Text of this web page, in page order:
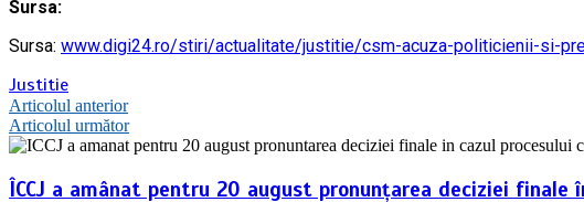
Sursa:
Sursa: www.digi24.ro/stiri/actualitate/justitie/csm-acuza-politicienii-si-
Justitie
Navigare
în
articole
Articolul anterior
Articolul următor
ÎCCJ a amânat pentru 20 august pronunțarea deciziei